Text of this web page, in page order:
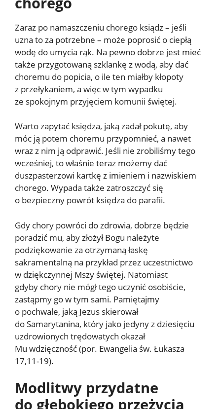
Zaraz po namaszczeniu chorego ksiądz – jeśli
uzna to za potrzebne – może poprosić o ciepłą
wodę do umycia rąk. Na pewno dobrze jest mieć
także przygotowaną szklankę z wodą, aby dać
choremu do popicia, o ile ten miałby kłopoty
z przełykaniem, a więc w tym wypadku
ze spokojnym przyjęciem komunii świętej.
Warto zapytać księdza, jaką zadał pokutę, aby
móc ją potem choremu przypomnieć, a nawet
wraz z nim ją odprawić. Jeśli nie zrobiliśmy tego
wcześniej, to właśnie teraz możemy dać
duszpasterzowi kartkę z imieniem i nazwiskiem
chorego. Wypada także zatroszczyć się
o bezpieczny powrót księdza do parafii.
Gdy chory powróci do zdrowia, dobrze będzie
poradzić mu, aby złożył Bogu należyte
podziękowanie za otrzymaną łaskę
sakramentalną na przykład przez uczestnictwo
w dziękczynnej Mszy świętej. Natomiast
gdyby chory nie mógł tego uczynić osobiście,
zastąpmy go w tym sami. Pamiętajmy
o pochwale, jaką Jezus skierował
do Samarytanina, który jako jedyny z dziesięciu
uzdrowionych trędowatych okazał
Mu wdzięczność (por. Ewangelia św. Łukasza
17,11-19).
Modlitwy przydatne
do głębokiego przeżycia